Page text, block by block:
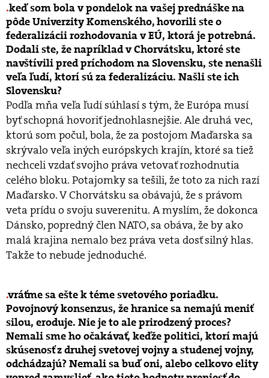
keď som bola v pondelok na vašej prednáške na
pôde Univerzity Komenského, hovorili ste o
federalizácii rozhodovania v EÚ, ktorá je potrebná.
Dodali ste, že napríklad v Chorvátsku, ktoré ste
navštívili pred príchodom na Slovensku, ste nenašli
veľa ľudí, ktorí sú za federalizáciu. Našli ste ich
Slovensku?
Podľa mňa veľa ľudí súhlasí s tým, že Európa musí
byť schopná hovoriť jednohlasnejšie. Ale druhá vec,
ktorú som počul, bola, že za postojom Maďarska sa
skrývalo veľa iných európskych krajín, ktoré sa tiež
nechceli vzdať svojho práva vetovať rozhodnutia
celého bloku. Potajomky sa tešili, že toto za nich razí
Maďarsko. V Chorvátsku sa obávajú, že s právom
veta prídu o svoju suverenitu. A myslím, že dokonca
Dánsko, popredný člen NATO, sa obáva, že by ako
malá krajina nemalo bez práva veta dosť silný hlas.
Takže to nebude jednoduché.
vráťme sa ešte k téme svetového poriadku.
Povojnový konsenzus, že hranice sa nemajú meniť
silou, eroduje. Nie je to ale prirodzený proces?
Nemali sme ho očakávať, keďže politici, ktorí majú
skúsenosť z druhej svetovej vojny a studenej vojny,
odchádzajú? Nemali sa buď oni, alebo celkovo elity